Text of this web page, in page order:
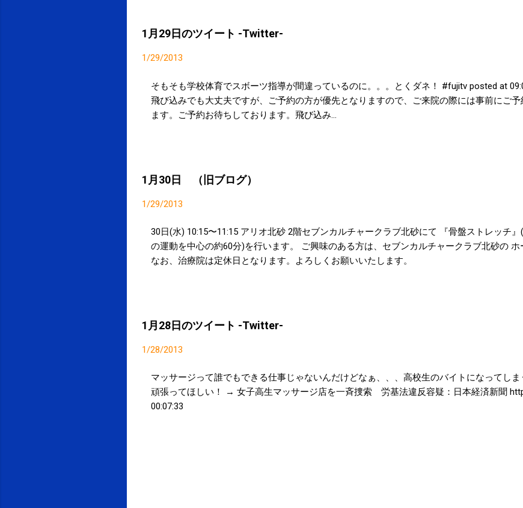
1月29日のツイート -Twitter-
1/29/2013
そもそも学校体育でスボーツ指導が間違っているのに。。。とくダネ！ #fujitv posted at
飛び込みでも大丈夫ですが、ご予約の方が優先となりますので、ご来院の際には事前にご
ます。ご予約お待ちしております。飛び込み...
1月30日 （旧ブログ）
1/29/2013
30日(水) 10:15〜11:15 アリオ北砂 2階セブンカルチャークラブ北砂にて 『骨盤ストレッチ
の運動を中心の約60分)を行います。 ご興味のある方は、セブンカルチャークラブ北砂の ホ
なお、治療院は定休日となります。よろしくお願いいたします。
1月28日のツイート -Twitter-
1/28/2013
マッサージって誰でもできる仕事じゃないんだけどなぁ、、、高校生のバイトになってし
頑張ってほしい！ → 女子高生マッサージ店を一斉捜索 労基法違反容疑：日本経済新聞
00:07:33